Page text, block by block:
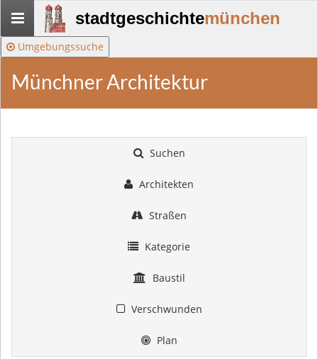
Stadtgeschichte-
München
stadtgeschichtemünchen
Umgebungssuche
Münchner Architektur
Suchen
Architekten
Straßen
Kategorie
Baustil
Verschwunden
Plan